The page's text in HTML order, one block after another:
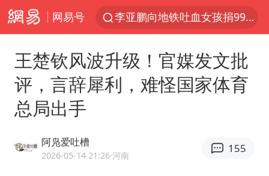
网易号
被泰航拒载中国乘客：免费改签没兑现
38岁山东财大教授刘海明逝世
因凡蒂诺首次公开道歉
FIFA官方支持因凡蒂诺
王楚钦风波升级！官媒发文批
评，言辞犀利，难怪国家体育
总局出手
阿凫爱吐槽
2026-05-14 21:26·河南
155